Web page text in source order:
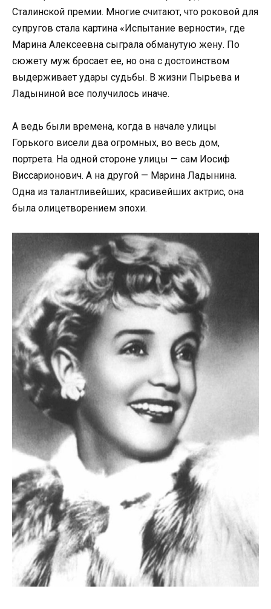
Сталинской премии. Многие считают, что роковой для
супругов стала картина «Испытание верности», где
Марина Алексеевна сыграла обманутую жену. По
сюжету муж бросает ее, но она с достоинством
выдерживает удары судьбы. В жизни Пырьева и
Ладыниной все получилось иначе.
А ведь были времена, когда в начале улицы
Горького висели два огромных, во весь дом,
портрета. На одной стороне улицы — сам Иосиф
Виссарионович. А на другой — Марина Ладынина.
Одна из талантливейших, красивейших актрис, она
была олицетворением эпохи.